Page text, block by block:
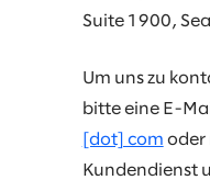
Suite 1900,
Um uns zu
bitte eine E-
[dot] com oder
Kundendienst